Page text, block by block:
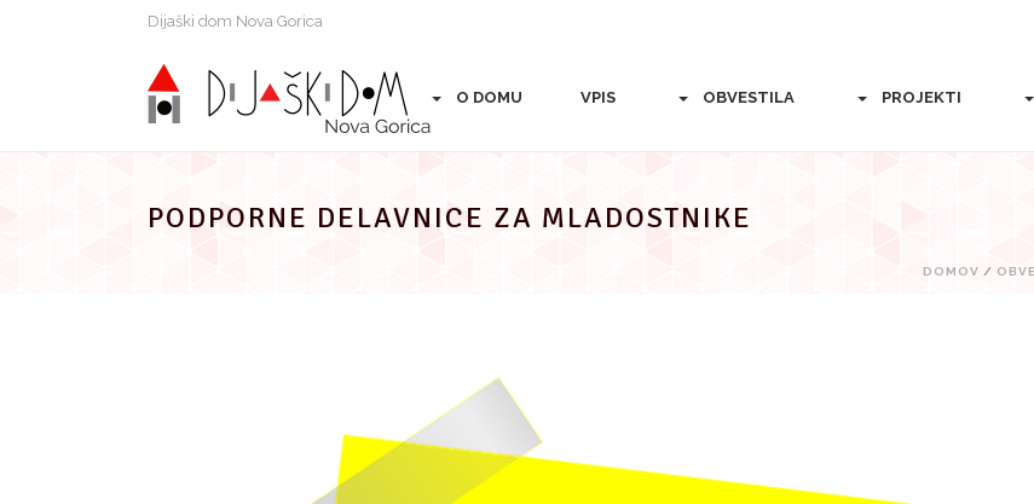
Dijaški dom Nova Gorica
O DOMU VPIS OBVESTILA PROJEKTI
PODPORNE DELAVNICE ZA MLADOSTNIKE
DOMOV /